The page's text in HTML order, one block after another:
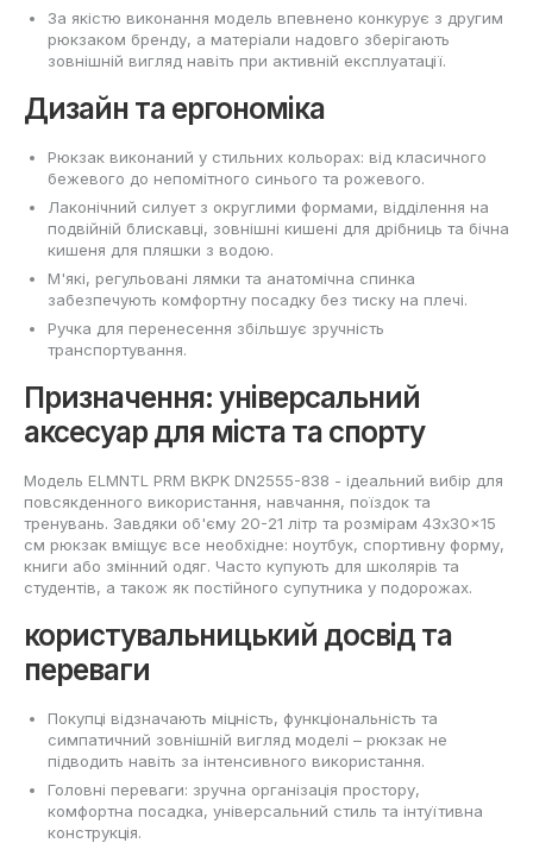
За якістю виконання модель впевнено конкурує з другим
рюкзаком бренду, а матеріали надовго зберігають
зовнішній вигляд навіть при активній експлуатації.
Дизайн та ергономіка
Рюкзак виконаний у стильних кольорах: від класичного
бежевого до непомітного синього та рожевого.
Лаконічний силует з округлими формами, відділення на
подвійній блискавці, зовнішні кишені для дрібниць та бічна
кишеня для пляшки з водою.
М'які, регульовані лямки та анатомічна спинка
забезпечують комфортну посадку без тиску на плечі.
Ручка для перенесення збільшує зручність
транспортування.
Призначення: універсальний
аксесуар для міста та спорту
Модель ELMNTL PRM BKPK DN2555-838 - ідеальний вибір для
повсякденного використання, навчання, поїздок та
тренувань. Завдяки об'єму 20-21 літр та розмірам 43x30x15
см рюкзак вміщує все необхідне: ноутбук, спортивну форму,
книги або змінний одяг. Часто купують для школярів та
студентів, а також як постійного супутника у подорожах.
користувальницький досвід та
переваги
Покупці відзначають міцність, функціональність та
симпатичний зовнішній вигляд моделі – рюкзак не
підводить навіть за інтенсивного використання.
Головні переваги: зручна організація простору,
комфортна посадка, універсальний стиль та інтуїтивна
конструкція.